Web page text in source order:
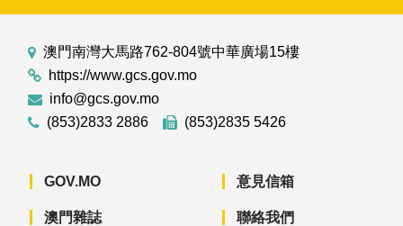
澳門南灣大馬路762-804號中華廣場15樓
https://www.gcs.gov.mo
info@gcs.gov.mo
(853)2833 2886
(853)2835 5426
GOV.MO
澳門雜誌
意見信箱
聯絡我們